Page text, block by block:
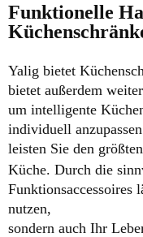
Funktionelle
Yalig bietet
bietet außerdem
um intelligente
individuell anzupassen
leisten Sie den größten
Küche. Durch die
Funktionsaccessoires
nutzen,
sondern auch Ihr